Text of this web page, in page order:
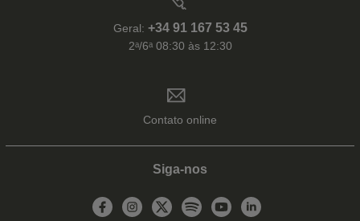
Geral: +34 91 167 53 45
2ᵃ/6ᵃ 08:30 às 12:30
Contato online
Siga-nos